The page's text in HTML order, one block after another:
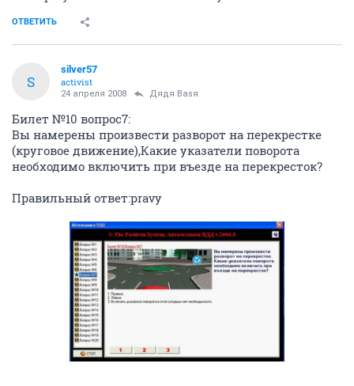
ОТВЕТИТЬ
S
silver57
activist
24 апреля 2008 Дядя Ваsя
Билет №10 вопрос7:
Вы намерены произвести разворот на перекрестке
(круговое движение),Какие указатели поворота
необходимо включить при въезде на перекресток?
Правильный ответ:pravy